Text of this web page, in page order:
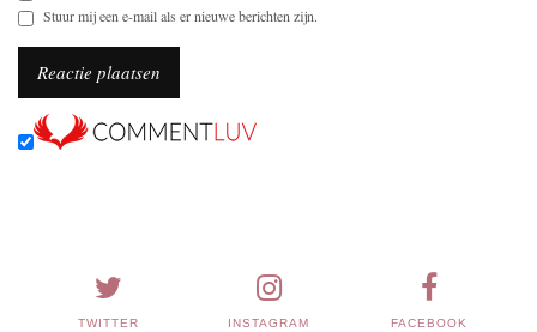
Stuur mij een e-mail als er nieuwe berichten zijn.
TWITTER INSTAGRAM FACEBOOK